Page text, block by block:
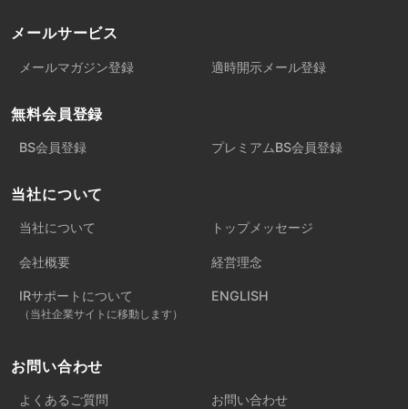
メールサービス
メールマガジン登録 適時開示メール登録
無料会員登録
BS会員登録 プレミアムBS会員登録
当社について
当社について トップメッセージ
会社概要 経営理念
IRサポートについて
（当社企業サイトに移動します）
ENGLISH
お問い合わせ
よくあるご質問 お問い合わせ